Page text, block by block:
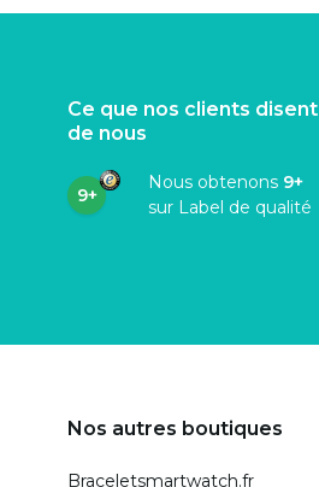
Ce que nos clients disent
de nous
9+
Nous obtenons 9+
sur Label de qualité
Nos autres boutiques
Braceletsmartwatch.fr